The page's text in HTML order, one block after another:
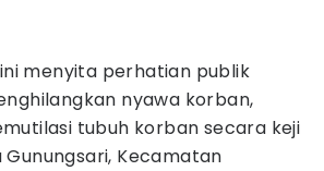
menyita perhatian publik
nyawa korban,
tubuh korban secara keji
Gunungsari, Kecamatan